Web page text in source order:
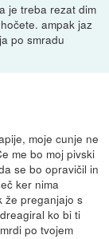
je treba rezat dim
ampak jaz
po smradu
moje cunje ne
me bo moj pivski
se bo opravičil in
ker nima
že preganjajo s
ko bi ti
po tvojem